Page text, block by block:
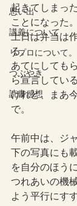
思い出
講義について
リプロについて。
つぶやき
読書感想
起きてしまっ
ことになった。
土日は弁当は
る。
あてにしても
ら宣言している
けれど、まあ
で。
午前中は、ジ
下の写真にも
を自分のほう
つれあいの機
よう平行にす